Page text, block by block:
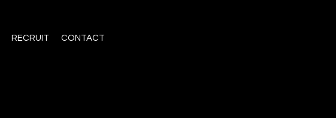
RECRUIT CONTACT